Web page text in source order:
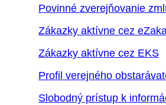
Povinné zverejňovanie
Zákazky aktívne cez
Zákazky aktívne cez EKS
Profil verejného
Slobodný prístup k